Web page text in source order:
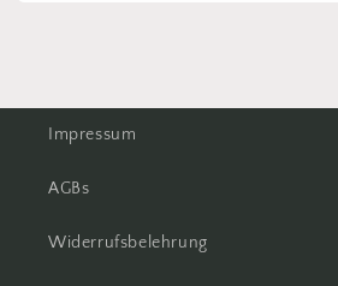
Impressum
AGBs
Widerrufsbelehrung